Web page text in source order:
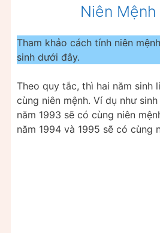
Niên Mệnh
Tham khảo cách tính niên
sinh dưới đây.
Theo quy tắc, thì hai năm sinh
cùng niên mệnh. Ví dụ như
năm 1993 sẽ có cùng niên
năm 1994 và 1995 sẽ có cùng